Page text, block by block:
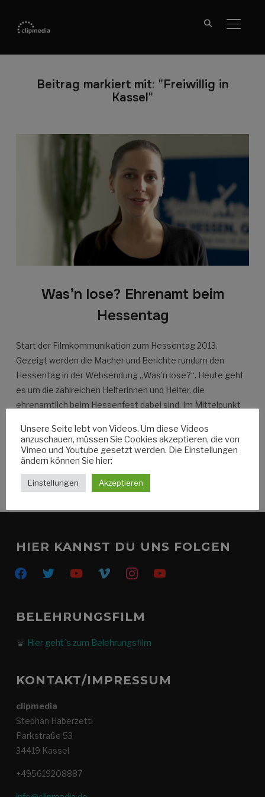
Beitrag markiert mit: "Freiwillig in
Kassel"
Was’n lose? Ehrenamt beim
Hessentag
Start der Filmkommunikation zum Hessentag 2013.
Gezeigt werden die Macher und Berichte rundum den
Hessentag in der Websendung „Was’n lose?“. Heute geht
es um die zahlreichen Helferinnen und Helfer, die
ehrenamtlich beim Hessenfest dabei sind. Im Mittelpunkt
WEITERLESEN
HIER KANNST DU UNS FOLGEN
facebooktwitter youtube vimeo instagramyoutube
BELEHRUNGSFILM
Hier geht´s zum Belehrungsfilm
KONTAKT/IMPRESSUM
clipmedia
Stephan Haberzettl
Parkstraße 53
34419 Kassel
+495619208887
Unsere Seite lebt von Videos. Um diese Videos
anzuschauen, müssen Sie Cookies akzeptieren, die von
Vimeo und Youtube gesetzt werden. Die Einstellungen
ändern können Sie hier:
Einstellungen Akzeptieren